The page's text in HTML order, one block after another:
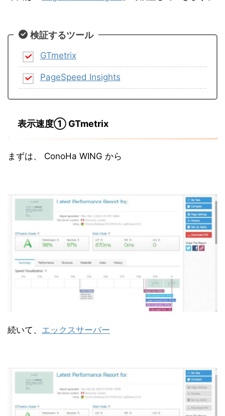
検証するツール
GTmetrix
PageSpeed Insights
表示速度① GTmetrix
まずは、 ConoHa WING から
続いて、 エックスサーバー